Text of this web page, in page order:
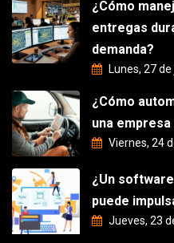
¿Cómo
entregas
demanda?
Lunes, 27
¿Cómo
una
Viernes, 24
¿Un
puede
Jueves, 23